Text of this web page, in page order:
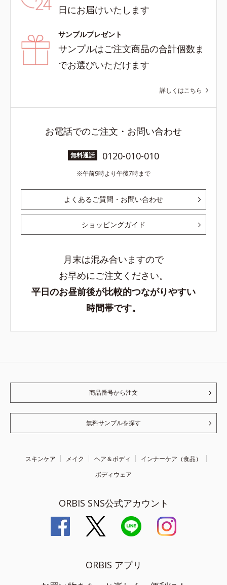
日にお届けいたします
サンプルプレゼント
サンプルはご注文商品の合計個数ま
でお選びいただけます
詳しくはこちら
お電話でのご注文・お問い合わせ
無料通話 0120-010-010
午前9時より午後7時まで
よくあるご質問・お問い合わせ
ショッピングガイド
月末は混み合いますので
お早めにご注文ください。
平日のお昼前後が比較的つながりやすい
時間帯です。
商品番号から注文
無料サンプルを探す
スキンケア メイク ヘア＆ボディ
インナーケア（食品）
ボディウェア
ORBIS SNS公式アカウント
ORBIS アプリ